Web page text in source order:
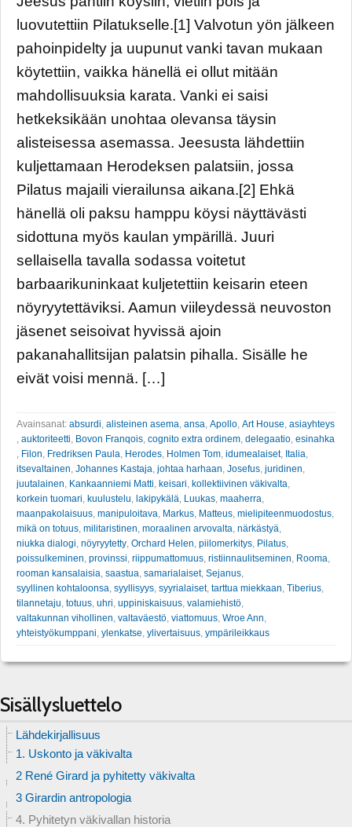
luovutettiin Pilatukselle.[1] Valvotun yön jälkeen
pahoinpidelty ja uupunut vanki tavan mukaan
köytettiin, vaikka hänellä ei ollut mitään
mahdollisuuksia karata. Vanki ei saisi
hetkeksikään unohtaa olevansa täysin
alisteisessa asemassa. Jeesusta lähdettiin
kuljettamaan Herodeksen palatsiin, jossa
Pilatus majaili vierailunsa aikana.[2] Ehkä
hänellä oli paksu hamppu köysi näyttävästi
sidottuna myös kaulan ympärillä. Juuri
sellaisella tavalla sodassa voitetut
barbaarikuninkaat kuljetettiin keisarin eteen
nöyryytettäviksi. Aamun viileydessä neuvoston
jäsenet seisoivat hyvissä ajoin
pakanahallitsijan palatsin pihalla. Sisälle he
eivät voisi mennä. […]
Avainsanat: absurdi, alisteinen asema, ansa, Apollo, Art House, asiayhteys
, auktoriteetti, Bovon Franqois, cognito extra ordinem, delegaatio, esinahka
, Filon, Fredriksen Paula, Herodes, Holmen Tom, idumealaiset, Italia,
itsevaltainen, Johannes Kastaja, johtaa harhaan, Josefus, juridinen,
juutalainen, Kankaanniemi Matti, keisari, kollektiivinen väkivalta,
korkein tuomari, kuulustelu, lakipykälä, Luukas, maaherra,
maanpakolaisuus, manipuloitava, Markus, Matteus, mielipiteenmuodostus,
mikä on totuus, militaristinen, moraalinen arvovalta, närkästyä,
niukka dialogi, nöyryytetty, Orchard Helen, piilomerkitys, Pilatus,
poissulkeminen, provinssi, riippumattomuus, ristiinnaulitseminen, Rooma,
rooman kansalaisia, saastua, samarialaiset, Sejanus,
syyllinen kohtaloonsa, syyllisyys, syyrialaiset, tarttua miekkaan, Tiberius,
tilannetaju, totuus, uhri, uppiniskaisuus, valamiehistö,
valtakunnan vihollinen, valtaväestö, viattomuus, Wroe Ann,
yhteistyökumppani, ylenkatse, ylivertaisuus, ympärileikkaus
Sisällysluettelo
Lähdekirjallisuus
1. Uskonto ja väkivalta
2 René Girard ja pyhitetty väkivalta
3 Girardin antropologia
4. Pyhitetyn väkivallan historia